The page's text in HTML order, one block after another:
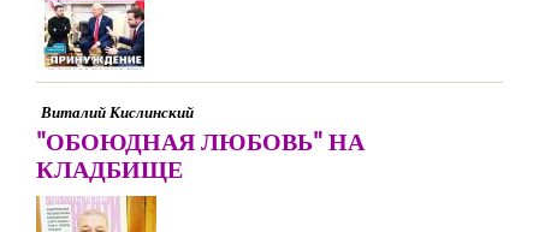
Виталий Кислинский
"ОБОЮДНАЯ ЛЮБОВЬ" НА
КЛАДБИЩЕ